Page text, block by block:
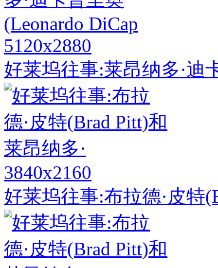
5120x2880
好莱坞往事:莱昂纳多·迪
3840x2160
好莱坞往事:布拉德·皮特